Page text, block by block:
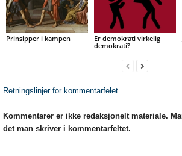
Prinsipper i kampen
Er demokrati virkelig
demokrati?
Retningslinjer for kommentarfelet
Kommentarer er ikke redaksjonelt materiale.
det man skriver i kommentarfeltet.